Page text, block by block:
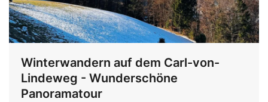
Winterwandern auf dem Carl-von-
Lindeweg - Wunderschöne
Panoramatour